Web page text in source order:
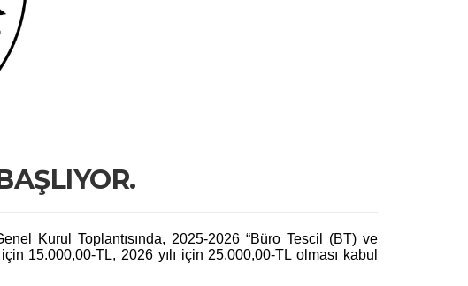
Kurul Toplantısında, 2025-2026 “Büro Tescil (BT) ve
15.000,00-TL, 2026 yılı için 25.000,00-TL olması kabul